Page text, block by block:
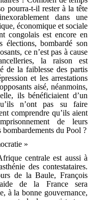
pourra-t-il rester à la tête
dans une
économique et sociale
congolais est encore en
élections, bombardé son
ce n’est pas à cause
la raison est
de la faiblesse des partis
et les arrestations
aisé, néanmoins,
ils bénéficiaient d’un
n’ont pas su faire
comprendre qu’ils aient
de leurs
bombardements du Pool ?
»
centrale est aussi à
des contestataires.
de la Baule, François
de la France sera
à la bonne gouvernance,